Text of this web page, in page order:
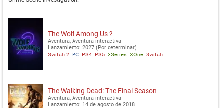
The Wolf Among Us 2
Aventura, Aventura interactiva
Lanzamiento: 2027 (Por determinar)
Switch 2 PC PS4 PS5 XSeries XOne Switch
The Walking Dead: The Final Season
Aventura, Aventura interactiva
Lanzamiento: 14 de agosto de 2018